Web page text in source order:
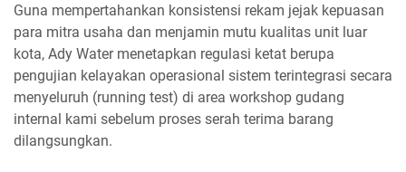
Guna mempertahankan konsistensi rekam jejak kepuasan
para mitra usaha dan menjamin mutu kualitas unit luar
kota, Ady Water menetapkan regulasi ketat berupa
pengujian kelayakan operasional sistem terintegrasi secara
menyeluruh (running test) di area workshop gudang
internal kami sebelum proses serah terima barang
dilangsungkan.